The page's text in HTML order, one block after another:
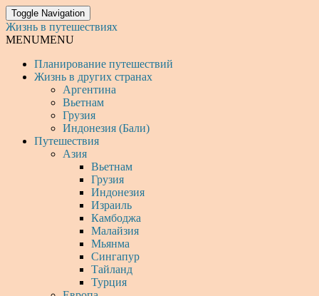
Toggle Navigation
Жизнь в путешествиях
MENUMENU
Планирование путешествий
Жизнь в других странах
Аргентина
Вьетнам
Грузия
Индонезия (Бали)
Путешествия
Азия
Вьетнам
Грузия
Индонезия
Израиль
Камбоджа
Малайзия
Мьянма
Сингапур
Тайланд
Турция